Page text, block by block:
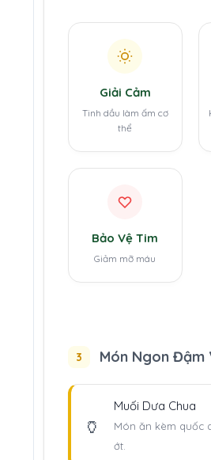
Giải Cảm
Tinh dầu làm ấm cơ
thể
Bảo Vệ Tim
Giảm mỡ máu
3 Món Ngon Đậm
🏺
Muối Dưa Chua
Món ăn kèm quốc
ớt.